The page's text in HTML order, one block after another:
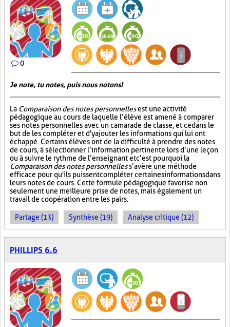
0
Je note, tu notes, puis nous notons!
La Comparaison des notes personnellesest une activité
pédagogique au cours de laquelle l’élève est amené à comparer
ses notes personnelles avec un camarade de classe, et ce dans le
but de les compléter et d'y ajouter les informations qui lui ont
échappé. Certains élèves ont de la difficulté à prendre des notes
de cours, à sélectionner l’information pertinente lors d’une leçon
ou à suivre le rythme de l’enseignant et c’est pourquoi la
Comparaison des notes personnelless’avère une méthode
efficace pour qu'ils puissent compléter certaines informations dans
leurs notes de cours. Cette formule pédagogique favorise non
seulement une meilleure prise de notes, mais également un
travail de coopération entre les pairs.
Partage (13) Synthèse (19) Analyse critique (12)
PHILLIPS 6.6